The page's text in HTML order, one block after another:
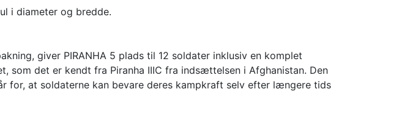
i diameter og bredde.
giver PIRANHA 5 plads til 12 soldater inklusiv en komplet
som det er kendt fra Piranha IIIC fra indsættelsen i Afghanistan. Den
for, at soldaterne kan bevare deres kampkraft selv efter længere tids